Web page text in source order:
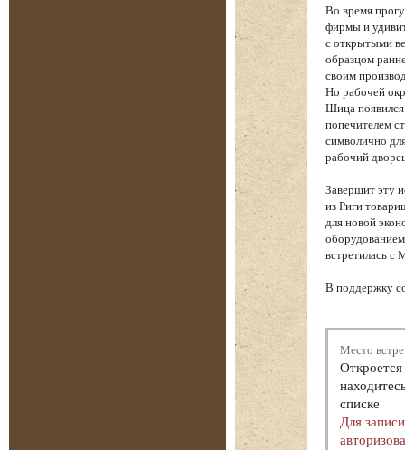
Во время
фирмы и
с открытыми
образцом
своим
Но рабочей
Шица
попечителем
символично
рабочий
Завершит эту
из Риги
для новой
встретилась с
В поддержку
Место
списке
Для